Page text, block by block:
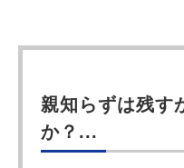
親知らずは残す
か？...